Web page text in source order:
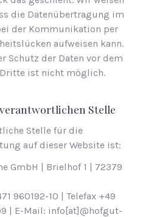
die Datenübertragung im
der Kommunikation per
aufweisen kann.
Schutz der Daten vor dem
ist nicht möglich.
Stelle
Stelle für die
auf dieser Website ist:
GmbH | Bri­el­hof 1 | 72379
960192-10 | Te­le­fax +49
| E-Mail: info[at]@​hofgut-